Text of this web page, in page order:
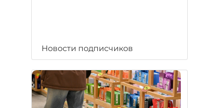
Новости подписчиков